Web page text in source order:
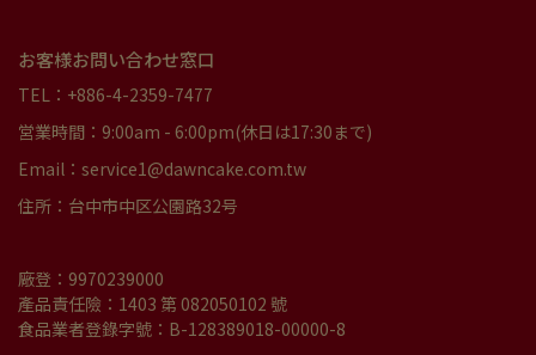
お客様お問い合わせ窓口
TEL：+886-4-2359-7477
営業時間：9:00am - 6:00pm(休日は17:30まで)
Email：service1@dawncake.com.tw
住所：台中市中区公園路32号
廠登：9970239000
產品責任險：1403 第 082050102 號
食品業者登錄字號：B-128389018-00000-8